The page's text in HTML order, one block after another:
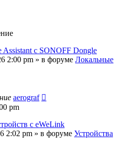
с SONOFF Dongle
2:00 pm » в форуме Локальные
aerograf
pm
с eWeLink
2:02 pm » в форуме Устройства